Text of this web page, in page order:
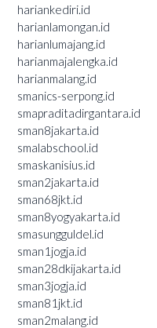
hariankediri.id
harianlamongan.id
harianlumajang.id
harianmajalengka.id
harianmalang.id
smanics-serpong.id
smapraditadirgantara.id
sman8jakarta.id
smalabschool.id
smaskanisius.id
sman2jakarta.id
sman68jkt.id
sman8yogyakarta.id
smasungguldel.id
sman1jogja.id
sman28dkijakarta.id
sman3jogja.id
sman81jkt.id
sman2malang.id